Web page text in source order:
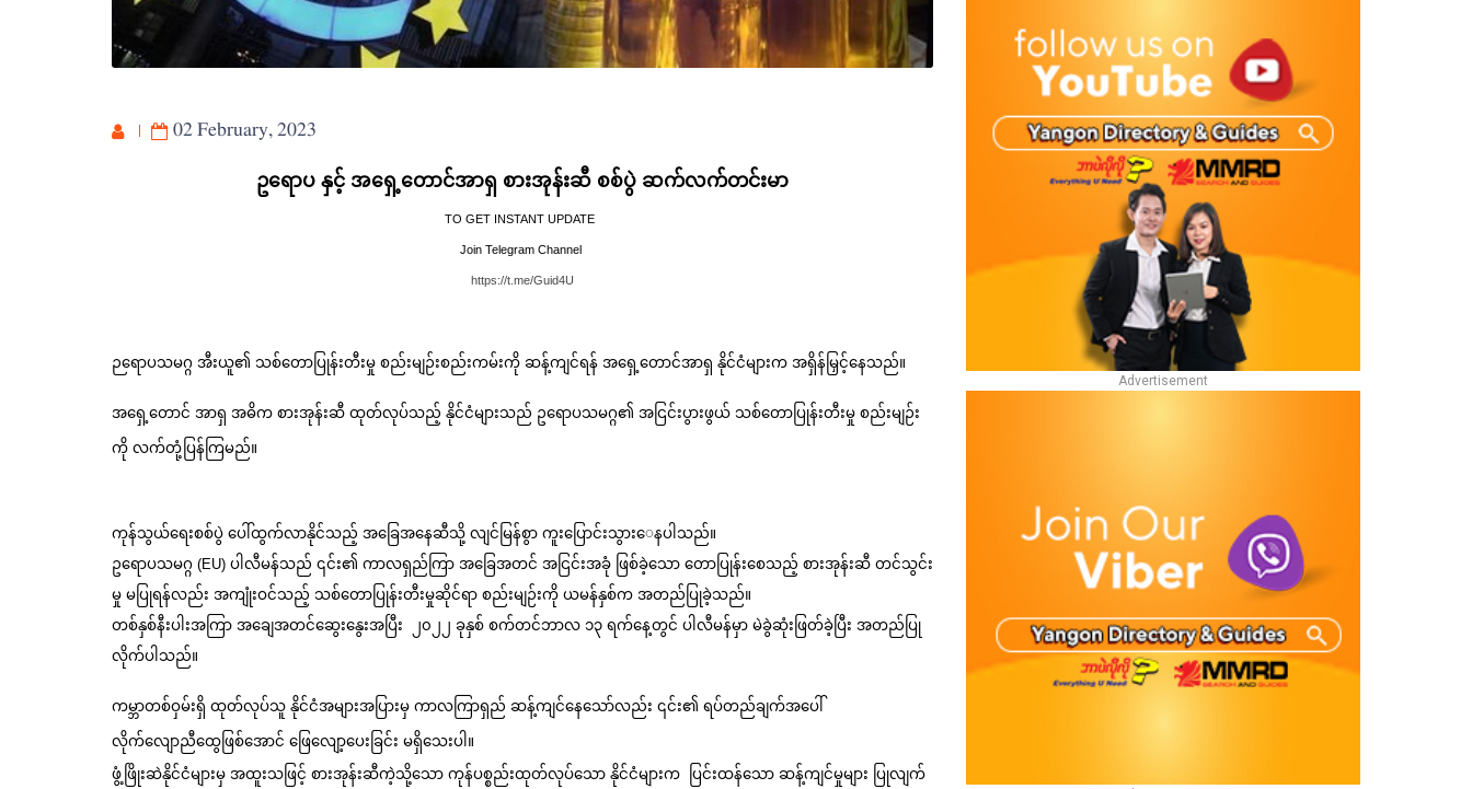
02 February, 2023
ဥရောပ နှင့် အရှေ့တောင်အာရှ စားအုန်းဆီ စစ်ပွဲ ဆက်လက်တင်းမာ
TO GET INSTANT UPDATE
Join Telegram Channel
https://t.me/Guid4U
ဉရောပသမဂ္ဂ အီးယူ၏ သစ်တောပြုန်းတီးမှု စည်းမျဉ်းစည်းကမ်းကို ဆန့်ကျင်ရန် အရှေ့တောင်အာရှ နိုင်ငံများက အရှိန်မြှင့်နေသည်။
အရှေ့တောင် အာရှ အဓိက စားအုန်းဆီ ထုတ်လုပ်သည့် နိုင်ငံများသည် ဥရောပသမဂ္ဂ၏ အငြင်းပွားဖွယ် သစ်တောပြုန်းတီးမှု စည်းမျဉ်း
ကို လက်တုံ့ပြန်ကြမည်။
ကုန်သွယ်ရေးစစ်ပွဲ ပေါ်ထွက်လာနိုင်သည့် အခြေအနေဆီသို့ လျင်မြန်စွာ ကူးပြောင်းသွား‌ေနပါသည်။
ဥရောပသမဂ္ဂ (EU) ပါလီမန်သည် ၎င်း၏ ကာလရှည်ကြာ အခြေအတင် အငြင်းအခုံ ဖြစ်ခဲ့သော တောပြုန်းစေသည့် စားအုန်းဆီ တင်သွင်း
မှု မပြုရန်လည်း အကျုံးဝင်သည့် သစ်တောပြုန်းတီးမှုဆိုင်ရာ စည်းမျဉ်းကို ယမန်နှစ်က အတည်ပြုခဲ့သည်။
တစ်နှစ်နီးပါးအကြာ အချေအတင်ဆွေးနွေးအပြီး  ၂၀၂၂ ခုနှစ် စက်တင်ဘာလ ၁၃ ရက်နေ့တွင် ပါလီမန်မှာ မဲခွဲဆုံးဖြတ်ခဲ့ပြီး အတည်ပြု
လိုက်ပါသည်။
ကမ္ဘာတစ်ဝှမ်းရှိ ထုတ်လုပ်သူ နိုင်ငံအများအပြားမှ ကာလကြာရှည် ဆန့်ကျင်နေသော်လည်း ၎င်း၏ ရပ်တည်ချက်အပေါ်
လိုက်လျောညီထွေဖြစ်အောင် ဖြေလျော့ပေးခြင်း မရှိသေးပါ။
ဖွံ့ဖြိုးဆဲနိုင်ငံများမှ အထူးသဖြင့် စားအုန်းဆီကဲ့သို့သော ကုန်ပစ္စည်းထုတ်လုပ်သော နိုင်ငံများက  ပြင်းထန်သော ဆန့်ကျင်မှုများ ပြုလျက်